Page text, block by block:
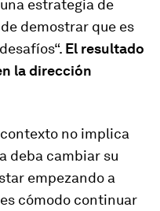
estrategia de
demostrar que es
El resultado
la dirección
no implica
deba cambiar su
empezando a
cómodo continuar